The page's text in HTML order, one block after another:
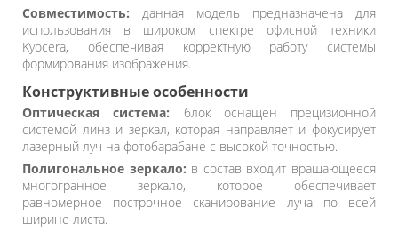
Совместимость: данная модель предназначена для
использования в широком спектре офисной техники
Kyocera, обеспечивая корректную работу системы
формирования изображения.
Конструктивные особенности
Оптическая система: блок оснащен прецизионной
системой линз и зеркал, которая направляет и фокусирует
лазерный луч на фотобарабане с высокой точностью.
Полигональное зеркало: в состав входит вращающееся
многогранное зеркало, которое обеспечивает
равномерное построчное сканирование луча по всей
ширине листа.